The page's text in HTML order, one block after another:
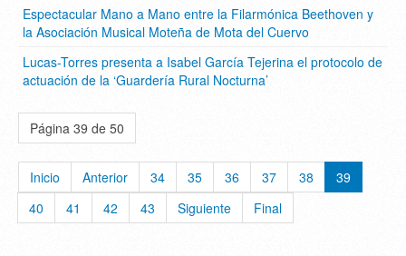
Espectacular Mano a Mano entre la Filarmónica Beethoven y
la Asociación Musical Moteña de Mota del Cuervo
Lucas-Torres presenta a Isabel García Tejerina el protocolo de
actuación de la ‘Guardería Rural Nocturna’
Página 39 de 50
Inicio Anterior 34 35 36 37 38
39
40
41 42 43 Siguiente Final